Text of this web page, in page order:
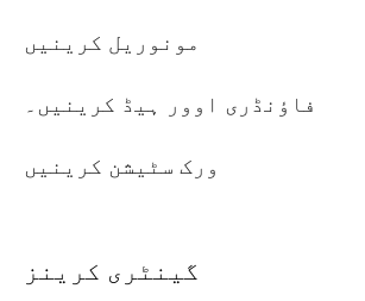
مونوریل کرینیں
فاؤنڈری اوور ہیڈ کرینیں۔
ورک سٹیشن کرینیں
گینٹری کرینز